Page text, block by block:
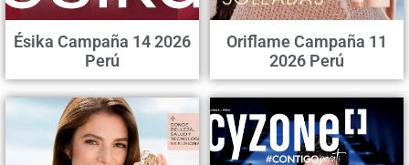
Ésika Campaña 14 2026
Perú
Oriflame Campaña 11
2026 Perú